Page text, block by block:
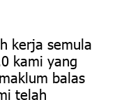
kerja semula
kami yang
balas
telah